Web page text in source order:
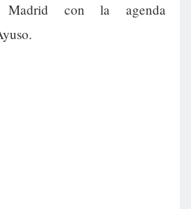
Madrid con la agenda